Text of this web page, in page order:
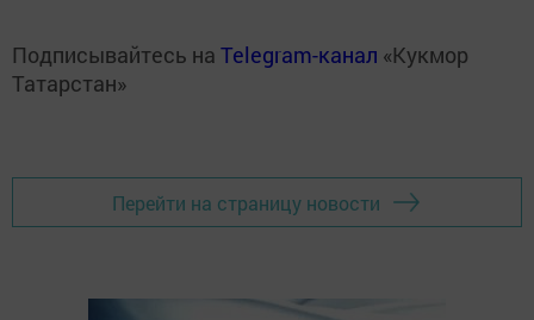
Подписывайтесь на Telegram-канал «Кукмор
Татарстан»
Перейти на страницу новости